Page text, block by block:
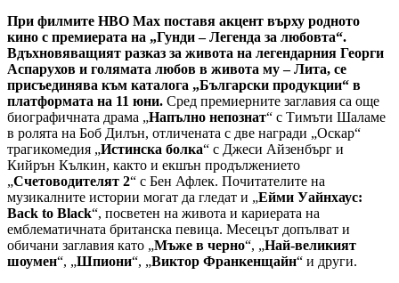
При филмите HBO Max поставя акцент върху родното
кино с премиерата на „Гунди – Легенда за любовта“.
Вдъхновяващият разказ за живота на легендарния Георги
Аспарухов и голямата любов в живота му – Лита, се
присъединява към каталога „Български продукции“ в
платформата на 11 юни. Сред премиерните заглавия са още
биографичната драма „Напълно непознат“ с Тимъти Шаламе
в ролята на Боб Дилън, отличената с две награди „Оскар“
трагикомедия „Истинска болка“ с Джеси Айзенбърг и
Кийрън Кълкин, както и екшън продължението
„Счетоводителят 2“ с Бен Афлек. Почитателите на
музикалните истории могат да гледат и „Ейми Уайнхаус:
Back to Black“, посветен на живота и кариерата на
емблематичната британска певица. Месецът допълват и
обичани заглавия като „Мъже в черно“, „Най-великият
шоумен“, „Шпиони“, „Виктор Франкенщайн“ и други.